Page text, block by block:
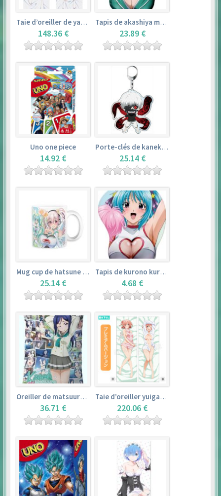
Taie d’oreiller de yamada elf – eromanga sensei
148.36 €
Tapis de akashiya moka – rosario + vampire
23.89 €
Uno one piece
14.92 €
Porte-clés de kaneki ken – tokyo ghoul
25.14 €
Mug cup de hatsune miku & super sonico – vocaloid
25.14 €
Tapis de kurono kurumu – rosario + vampire
4.68 €
Oreiller de matsuura kanan (35cm×53cm) – love live! sunshine!!
36.71 €
Taie d’oreiller yuigahama yui (50cm×150cm) – yahari ore no seishun love comedy wa machigatteiru. zoku
220.06 €